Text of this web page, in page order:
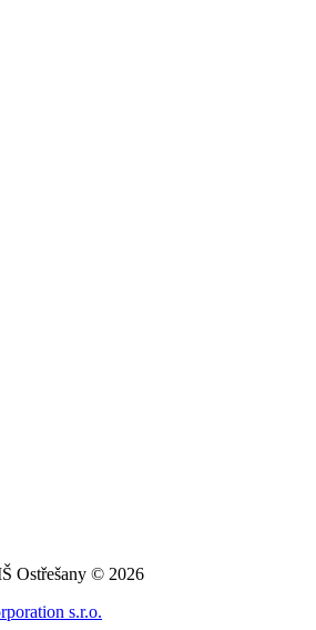
Ostřešany © 2026
s.r.o.